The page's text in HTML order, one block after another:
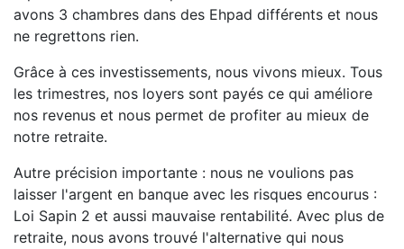
avons 3 chambres dans des Ehpad différents et nous
ne regrettons rien.
Grâce à ces investissements, nous vivons mieux. Tous
les trimestres, nos loyers sont payés ce qui améliore
nos revenus et nous permet de profiter au mieux de
notre retraite.
Autre précision importante : nous ne voulions pas
laisser l'argent en banque avec les risques encourus :
Loi Sapin 2 et aussi mauvaise rentabilité. Avec plus de
retraite, nous avons trouvé l'alternative qui nous